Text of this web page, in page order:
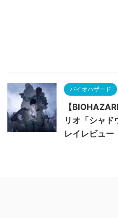
バイオハザード
【
リオ「シャド
レイレビュー